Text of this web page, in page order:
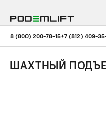
8 (800) 200-78-15+7 (812) 409-
ШАХТНЫЙ